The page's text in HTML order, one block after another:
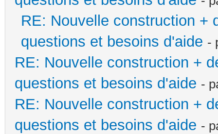
RE: Nouvelle construction +
questions et besoins d'aide -
RE: Nouvelle construction +
questions et besoins d'aide -
RE: Nouvelle construction +
questions et besoins d'aide -